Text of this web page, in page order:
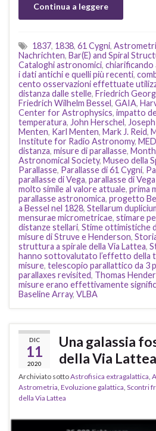
Continua a leggere
1837, 1838, 61 Cygni,
Nachrichten, Bar(E) and Spiral
Cataloghi astronomici, chiarificando
i dati antichi e quelli più recenti,
cento osservazioni effettuate
distanza dalle stelle, Friedrich
Friedrich Wilhelm Bessel, GAIA,
Center for Astrophysics, impatto
temperatura, John Herschel,
Menten, Karl Menten, Mark J. Reid,
Institute for Radio Astronomy,
distanza, misure di parallasse,
Astronomical Society, Museo della
Parallasse, Parallasse di 61 Cygni,
parallasse di Vega, parallasse di
molto simile al valore attuale, prima
parallasse astronomica, progetto
a Bessel nel 1828, Stellarum
mensurae micrometricae, stimare
distanze stellari, Stime ottimistiche
misure di Struve e Henderson,
struttura a spirale della Via Lattea,
hanno sottovalutato l’effetto della
misure, telescopio parallattico da 3
parallaxes revisited, Thomas
misure erano effettivamente
Baseline Array, VLBA
DIC
11
2020
Una galassia
della Via Lattea
Archiviato sottoAstrofisica extragalattica
Astrometria Evoluzione galattica Scontri
della Via Lattea